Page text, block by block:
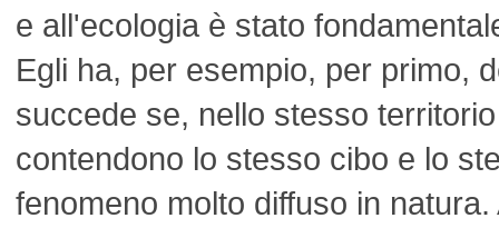
e all'ecologia è stato
Egli ha, per esempio, per primo,
succede se, nello stesso
contendono lo stesso cibo e lo
fenomeno molto diffuso in